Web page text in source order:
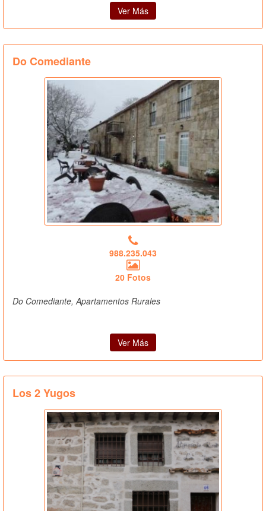
Ver Más
Do Comediante
988.235.043
20 Fotos
Do Comediante, Apartamentos Rurales
Ver Más
Los 2 Yugos